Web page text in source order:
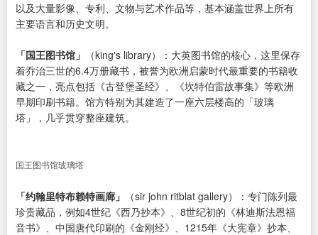
以及大量影像、专利、文物与艺术作品等，基本涵盖世界上所有
主要语言和历史文明。
「国王图书馆」
（king's library）：大英图书馆的核心，这里保存
着乔治三世的6.4万册藏书，被誉为欧洲启蒙时代最重要的书籍收
藏之一，亮点包括《古登堡圣经》、《坎特伯雷故事集》等欧洲
早期印刷书籍。馆方特别为其建造了一座六层楼高的「玻璃
塔」，几乎贯穿整座建筑。
国王图书馆玻璃塔
「约翰里特布赖特画廊」
（sir john ritblat gallery）：专门陈列最
珍贵藏品，例如4世纪《西乃抄本》、8世纪初的《林迪斯法恩福
音书》、中国唐代印刷的《金刚经》、1215年《大宪章》抄本、